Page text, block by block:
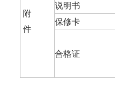
附
件
说明书
保修卡
合格证